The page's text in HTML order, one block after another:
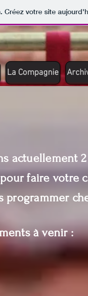
. Créez votre site
La Compagnie
actuellement 2
faire votre
programmer
à venir :